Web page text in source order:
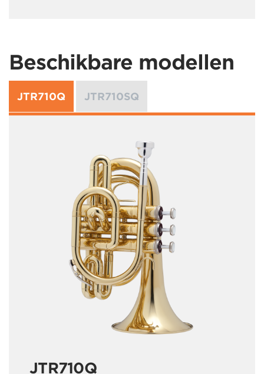
Beschikbare modellen
JTR710Q JTR710SQ
JTR710Q